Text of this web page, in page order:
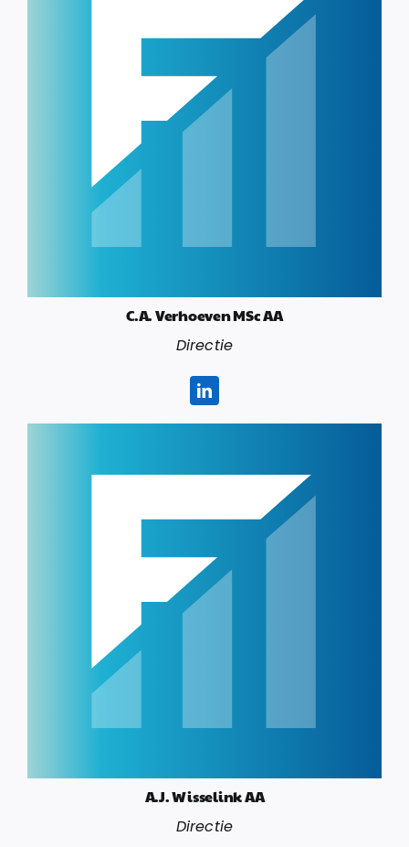
C.A. Verhoeven MSc AA
Directie
A.J. Wisselink AA
Directie